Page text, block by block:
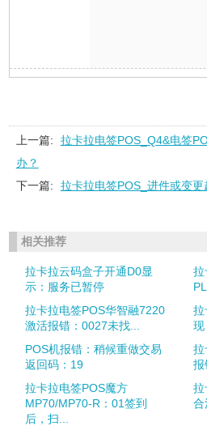
上一篇:
拉卡拉电签POS_Q4&电签
办？
下一篇:
拉卡拉电签POS_进件或变
相关推荐
拉卡拉云码盒子开通D0显
示：服务已暂停
拉
拉卡拉电签POS华智融7220
激活报错：0027未找...
拉
现
POS机报错：稍候重做交易
返回码：19
拉
报
拉卡拉电签POS魔方
MP70/MP70-R：01签到
后，扫...
拉
合